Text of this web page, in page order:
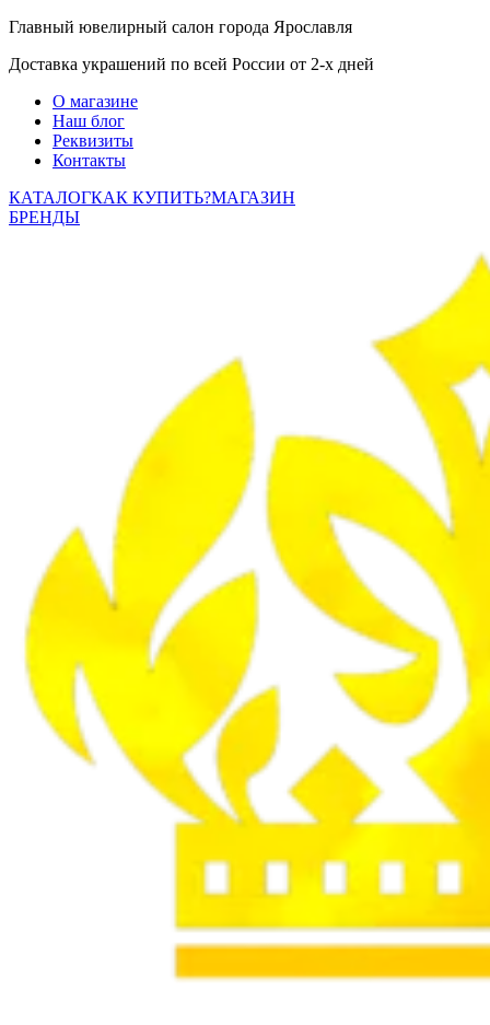
Главный ювелирный салон города Ярославля
Доставка украшений по всей России от 2-х дней
О магазине
Наш блог
Реквизиты
Контакты
КАТАЛОГКАК КУПИТЬ?МАГАЗИН
БРЕНДЫ